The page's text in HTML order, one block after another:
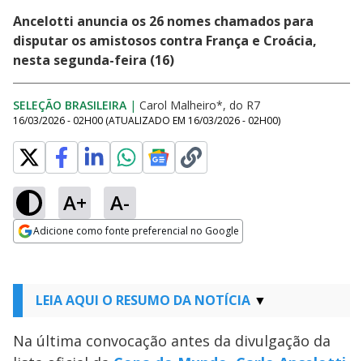
Ancelotti anuncia os 26 nomes chamados para
disputar os amistosos contra França e Croácia,
nesta segunda-feira (16)
SELEÇÃO BRASILEIRA | Carol Malheiro*, do R7
16/03/2026 - 02H00 (ATUALIZADO EM 16/03/2026 - 02H00)
A+ A-
Adicione como fonte preferencial no Google
LEIA AQUI O RESUMO DA NOTÍCIA
Na última convocação antes da divulgação da